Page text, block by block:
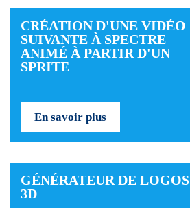
CRÉATION D'UNE VIDÉO
SUIVANTE À SPECTRE
ANIMÉ À PARTIR D'UN
SPRITE
En savoir plus
GÉNÉRATEUR DE LOGOS
3D